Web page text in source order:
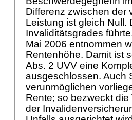
Differenz zwischen der
Leistung ist gleich Null.
Invaliditätsgrades
Mai 2006 entnommen
Rentenhöhe. Damit ist
Abs. 2 UVV eine
ausgeschlossen. Auch
verunmöglichen
Rente; so bezweckt
der